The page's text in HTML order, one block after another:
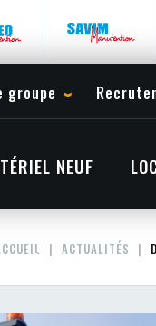
groupe
NEUF
ACTUALITÉS